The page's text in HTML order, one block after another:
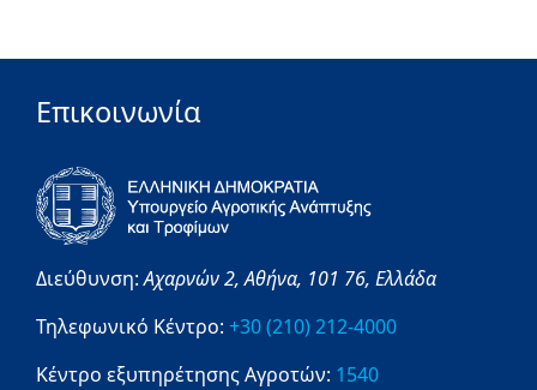
Επικοινωνία
Διεύθυνση:Αχαρνών 2,Αθήνα, 101 76, Ελλάδα
Τηλεφωνικό Κέντρο: +30 (210) 212-4000
Κέντρο εξυπηρέτησης Αγροτών: 1540